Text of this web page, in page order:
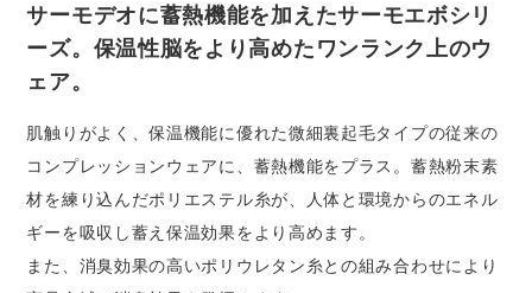
サーモデオに蓄熱機能を加えたサーモエボシリ
ーズ。保温性脳をより高めたワンランク上のウ
ェア。
肌触りがよく、保温機能に優れた微細裏起毛タイプの従来の
コンプレッションウェアに、蓄熱機能をプラス。蓄熱粉末素
材を練り込んだポリエステル糸が、人体と環境からのエネル
ギーを吸収し蓄え保温効果をより高めます。
また、消臭効果の高いポリウレタン糸との組み合わせにより